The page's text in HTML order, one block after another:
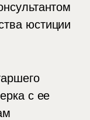
юстиции
с ее